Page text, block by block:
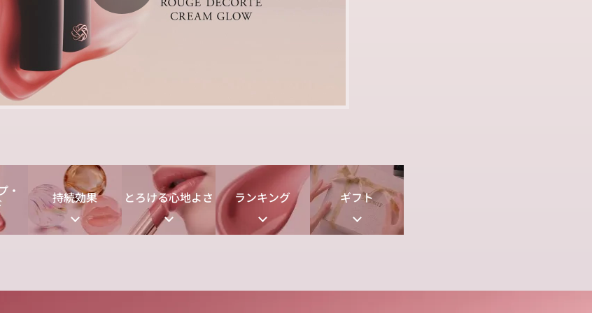
P
y
V
・
持続効果 とろける心地よさ ランキング ギフト